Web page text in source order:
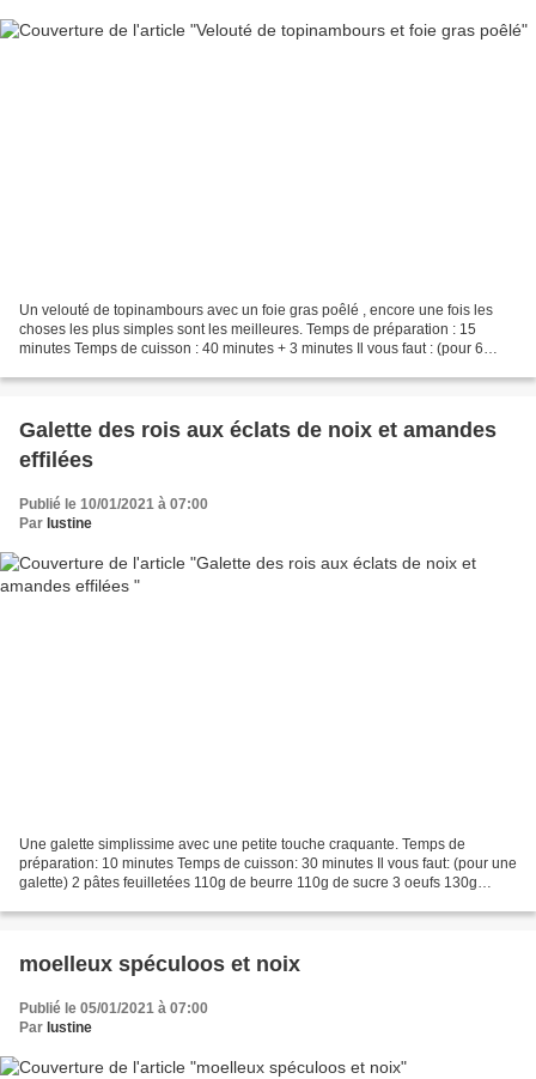
Un velouté de topinambours avec un foie gras poêlé , encore une fois les
choses les plus simples sont les meilleures. Temps de préparation : 15
minutes Temps de cuisson : 40 minutes + 3 minutes Il vous faut : (pour 6
Galette des rois aux éclats de noix et amandes
effilées
Publié le 10/01/2021 à 07:00
Par lustine
Une galette simplissime avec une petite touche craquante. Temps de
préparation: 10 minutes Temps de cuisson: 30 minutes Il vous faut: (pour une
galette) 2 pâtes feuilletées 110g de beurre 110g de sucre 3 oeufs 130g
moelleux spéculoos et noix
Publié le 05/01/2021 à 07:00
Par lustine